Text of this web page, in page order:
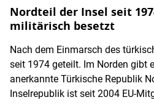
Nordteil der Insel seit
militärisch besetzt
Nach dem Einmarsch des
seit 1974 geteilt. Im Norden gibt
anerkannte Türkische Republik
Inselrepublik ist seit 2004 EU-